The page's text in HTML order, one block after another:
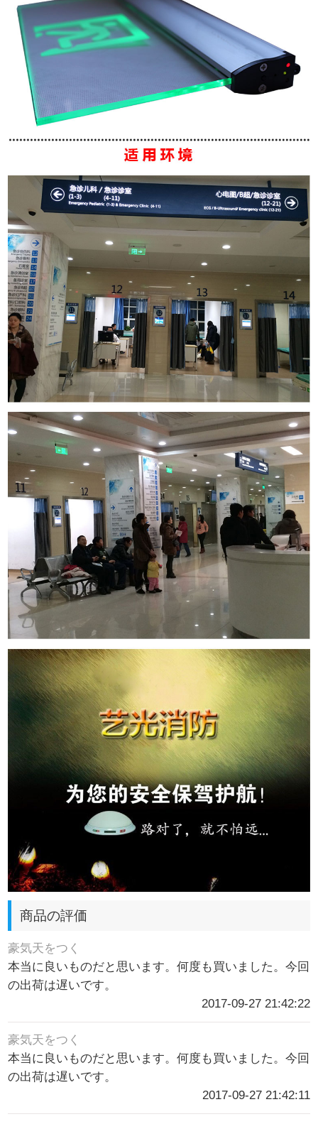
商品の評価
豪気天をつく
本当に良いものだと思います。何度も買いました。今回
の出荷は遅いです。
2017-09-27 21:42:22
豪気天をつく
本当に良いものだと思います。何度も買いました。今回
の出荷は遅いです。
2017-09-27 21:42:11